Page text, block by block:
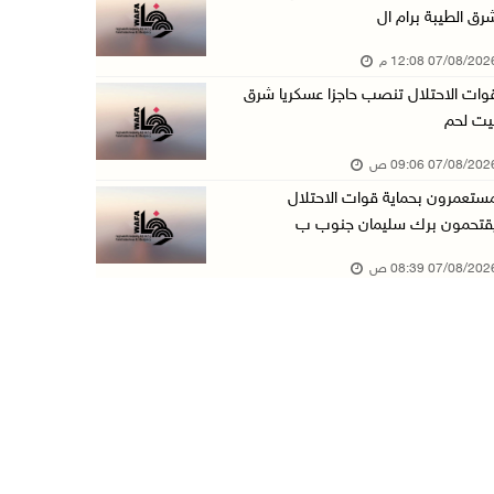
الطقس: أجواء صافية صيفية والحرارة حول معدلها ...
تواصل انتهاكات الاحتلال والمستعمرين: اعتقالات ...
06/آب/2026 11:14 م
الطيبة برام ال
08/2026 12:08 م
الاحتلال تنصب حاجزا عسكريا شرق
لحم
08/2026 09:06 ص
بحماية قوات الاحتلال
برك سليمان جنوب ب
08/2026 08:39 ص